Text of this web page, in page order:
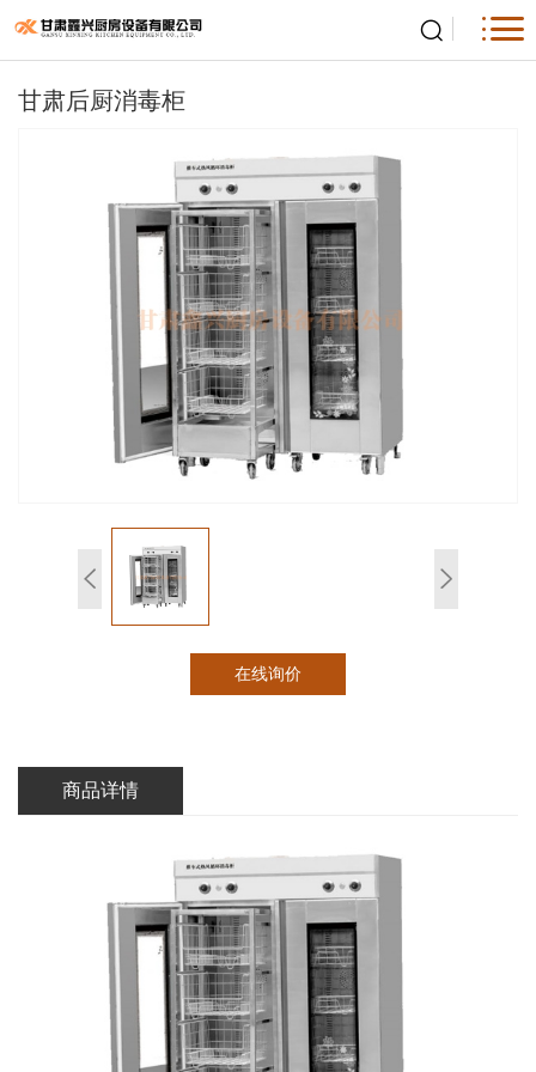
甘肃后厨消毒柜
在线询价
商品详情